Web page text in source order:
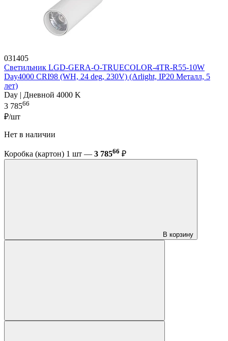
031405
Светильник LGD-GERA-O-TRUECOLOR-4TR-R55-10W
Day4000 CRI98 (WH, 24 deg, 230V) (Arlight, IP20 Металл, 5
лет)
Day | Дневной 4000 K
3 78566
₽/шт
Нет в наличии
Коробка (картон) 1 шт — 3 78566 ₽
В корзину